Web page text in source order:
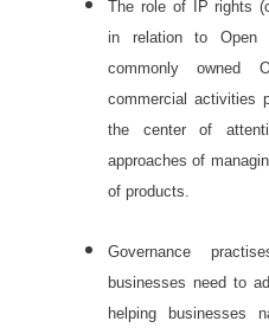
The role of IP rights
in relation to Open
commonly owned
commercial activities
the center of
approaches of
of products.
Governance
businesses need to
helping businesses